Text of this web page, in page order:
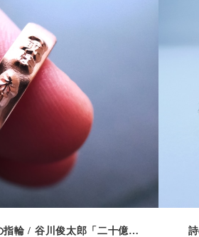
detail
Archive：詩の指輪 / 谷川俊太郎「二十億光年の孤独」